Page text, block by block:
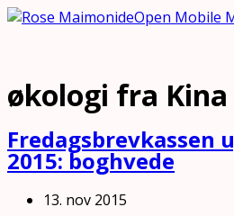
Open Mobile
økologi fra Kina
Fredagsbrevkassen
2015: boghvede
13. nov 2015